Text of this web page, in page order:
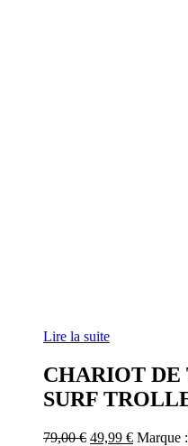
Lire la suite
CHARIOT DE
SURF
79,00€ Le
49,99 €Le
Marque :